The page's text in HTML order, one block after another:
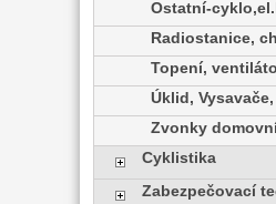
Ostatní-
Radiostanice,
Topení,
Úklid,
Zvonky
Cyklistika
Zabezpečovací